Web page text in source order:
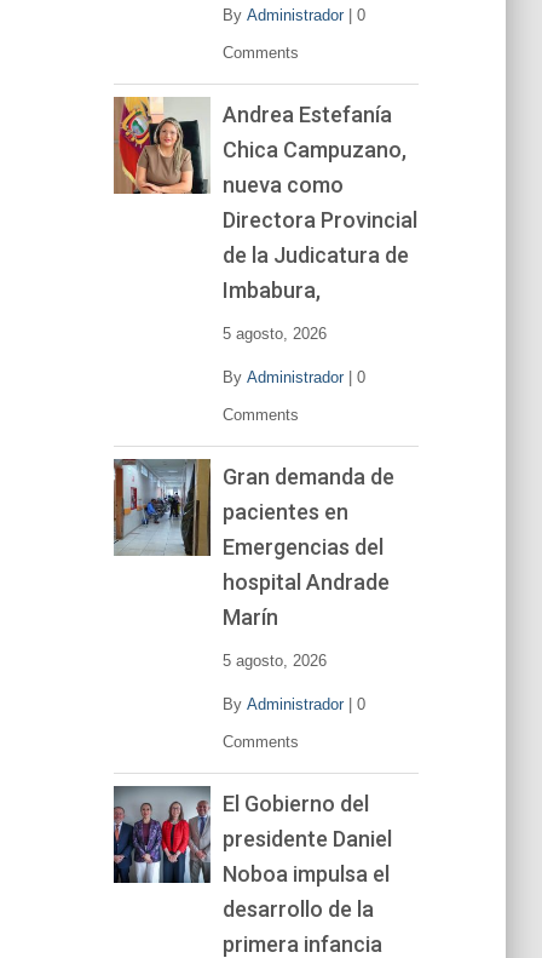
By Administrador| 0
Comments
Andrea Estefanía
Chica Campuzano,
nueva como
Directora Provincial
de la Judicatura de
Imbabura,
5 agosto, 2026
By Administrador| 0
Comments
Gran demanda de
pacientes en
Emergencias del
hospital Andrade
Marín
5 agosto, 2026
By Administrador| 0
Comments
El Gobierno del
presidente Daniel
Noboa impulsa el
desarrollo de la
primera infancia